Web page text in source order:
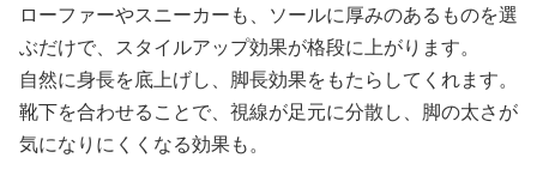
ローファーやスニーカーも、ソールに厚みのあるものを選
ぶだけで、スタイルアップ効果が格段に上がります。
自然に身長を底上げし、脚長効果をもたらしてくれます。
靴下を合わせることで、視線が足元に分散し、脚の太さが
気になりにくくなる効果も。